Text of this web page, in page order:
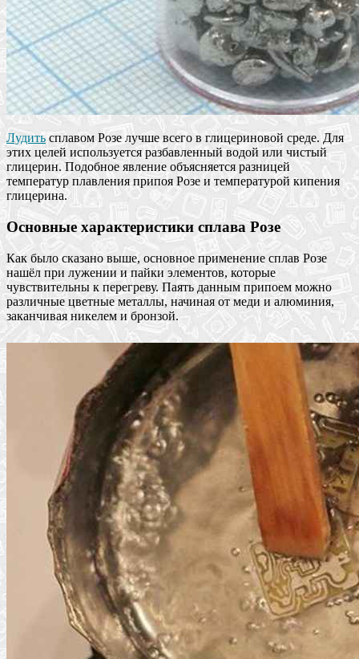
Лудить сплавом Розе лучше всего в глицериновой среде. Для
этих целей используется разбавленный водой или чистый
глицерин. Подобное явление объясняется разницей
температур плавления припоя Розе и температурой кипения
глицерина.
Основные характеристики сплава Розе
Как было сказано выше, основное применение сплав Розе
нашёл при лужении и пайки элементов, которые
чувствительны к перегреву. Паять данным припоем можно
различные цветные металлы, начиная от меди и алюминия,
заканчивая никелем и бронзой.